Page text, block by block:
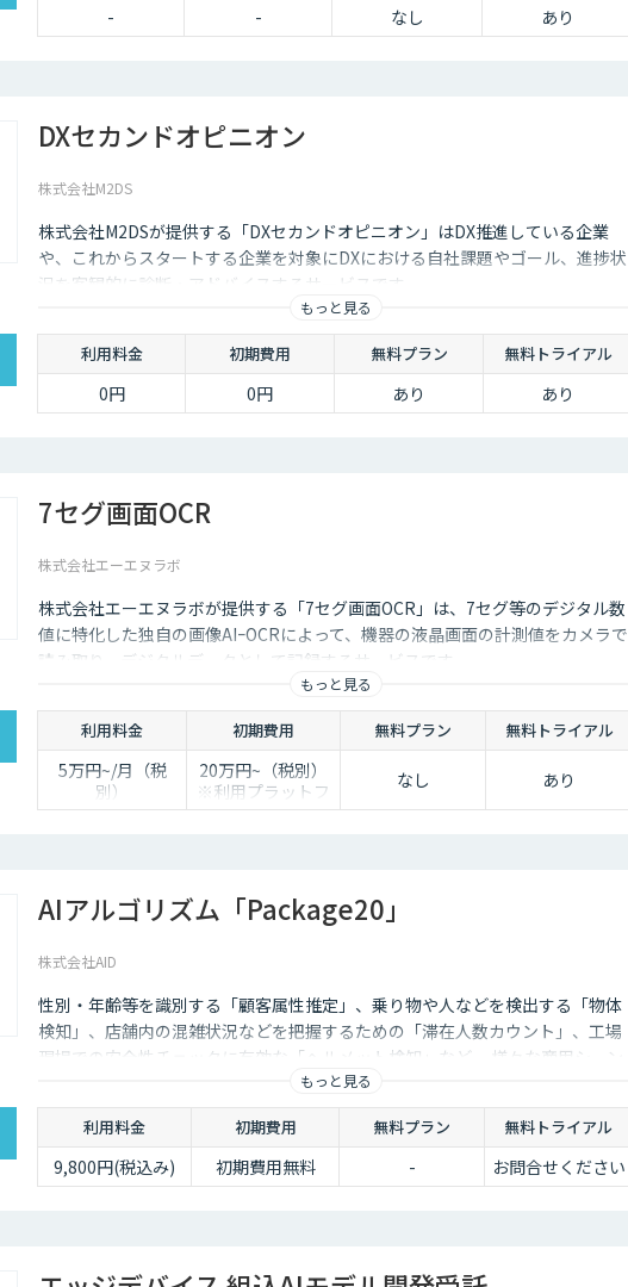
- - なし あり
DXセカンドオピニオン
株式会社M2DS
株式会社M2DSが提供する「DXセカンドオピニオン」はDX推進している企業
や、これからスタートする企業を対象にDXにおける自社課題やゴール、進捗状
況を客観的に診断・アドバイスするサービスです
もっと見る
利用料金 初期費用 無料プラン 無料トライアル
0円 0円 あり あり
7セグ画面OCR
株式会社エーエヌラボ
株式会社エーエヌラボが提供する「7セグ画面OCR」は、7セグ等のデジタル数
値に特化した独自の画像AIｰOCRによって、機器の液晶画面の計測値をカメラで
読み取り、デジタルデータとして記録するサービスです
もっと見る
利用料金 初期費用 無料プラン 無料トライアル
5万円~/月（税
別）
※ユーザ数、使用
20万円~（税別）
※利用プラットフ
ォームや必要なチ
なし あり
AIアルゴリズム「Package20」
株式会社AID
性別・年齢等を識別する「顧客属性推定」、乗り物や人などを検出する「物体
検知」、店舗内の混雑状況などを把握するための「滞在人数カウント」、工場
現場での安全性チェックに有効な「ヘルメット検知」など、 様々な商用シーン
で活用いただけるAIアルゴリズム20種をパッケージ化して提供しています。ご
利用は、ソラコム製AIカメラ「S+ Camera」にAIアルゴリズム「Package20」
をインストールいただくだけです。
もっと見る
利用料金 初期費用 無料プラン 無料トライアル
9,800円(税込み) 初期費用無料 - お問合せください